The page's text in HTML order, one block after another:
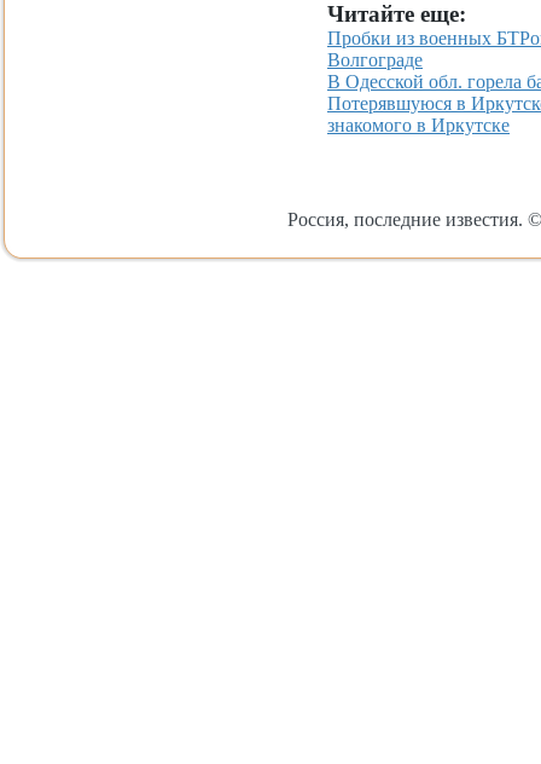
Читайте еще:
Пробки из военных
Волгограде
В Одесской обл. горела
Потерявшуюся в
знакомого в Иркутске
Россия, последние известия.